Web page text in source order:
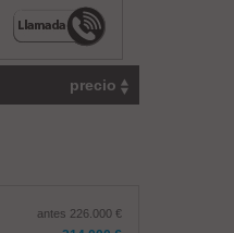
precio
antes 226.000 €